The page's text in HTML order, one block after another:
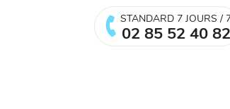
STANDARD 7 JOURS /
02 85 52 40 82